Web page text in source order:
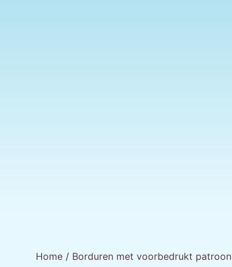
Home / Borduren met voorbedrukt patroon